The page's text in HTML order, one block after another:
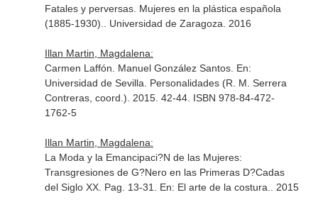
Fatales y perversas. Mujeres en la plástica española
(1885-1930).
. Universidad de Zaragoza. 2016
Illan Martin, Magdalena:
Carmen Laffón. Manuel González Santos. En:
Universidad de Sevilla. Personalidades (R. M. Serrera
Contreras, coord.) . 2015. 42-44. ISBN 978-84-472-
1762-5
Illan Martin, Magdalena:
La Moda y la Emancipaci?N de las Mujeres:
Transgresiones de G?Nero en las Primeras D?Cadas
del Siglo XX. Pag. 13-31. En: El arte de la costura. . 2015